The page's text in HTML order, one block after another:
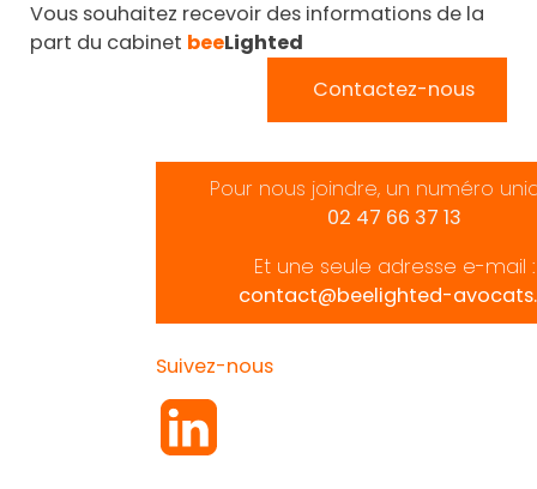
Vous souhaitez recevoir des informations de la
part du cabinet beeLighted
Contactez-nous
Pour nous joindre, un numéro
02 47 66 37 13
Et une seule adresse e-mail :
contact@beelighted-
Suivez-nous